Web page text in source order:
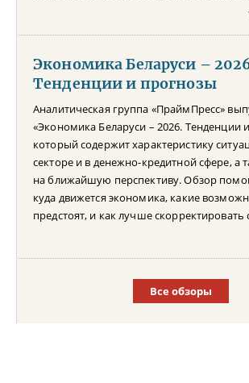
Экономика Беларуси –
Тенденции и прогнозы
Аналитическая группа «ПраймПресс»
«Экономика Беларуси – 2026. Тенденции
который содержит характеристику
секторе и в денежно-кредитной сфере, а
на ближайшую перспективу. Обзор
куда движется экономика, какие
предстоят, и как лучше скорректировать
Все обзоры